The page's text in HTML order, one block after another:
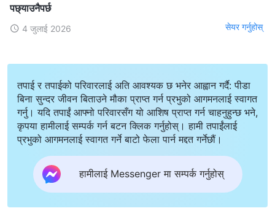
पछ्याउनैपर्छ
4 जुलाई 2026 सेयर गर्नुहोस्
तपाई र तपाईको परिवारलाई अति आवश्यक छ भनेर आह्वान गर्दै: पीडा
बिना सुन्दर जीवन बिताउने मौका प्राप्त गर्न प्रभुको आगमनलाई स्वागत
गर्नु। यदि तपाईं आफ्नो परिवारसँग यो आशिष प्राप्त गर्न चाहनुहुन्छ भने,
कृपया हामीलाई सम्पर्क गर्न बटन क्लिक गर्नुहोस्। हामी तपाईंलाई
प्रभुको आगमनलाई स्वागत गर्ने बाटो फेला पार्न मद्दत गर्नेछौं।
हामीलाई Messenger मा सम्पर्क गर्नुहोस्